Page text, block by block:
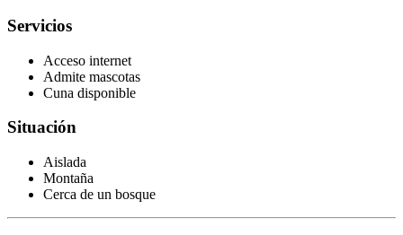
Servicios
Acceso internet
Admite mascotas
Cuna disponible
Situación
Aislada
Montaña
Cerca de un bosque